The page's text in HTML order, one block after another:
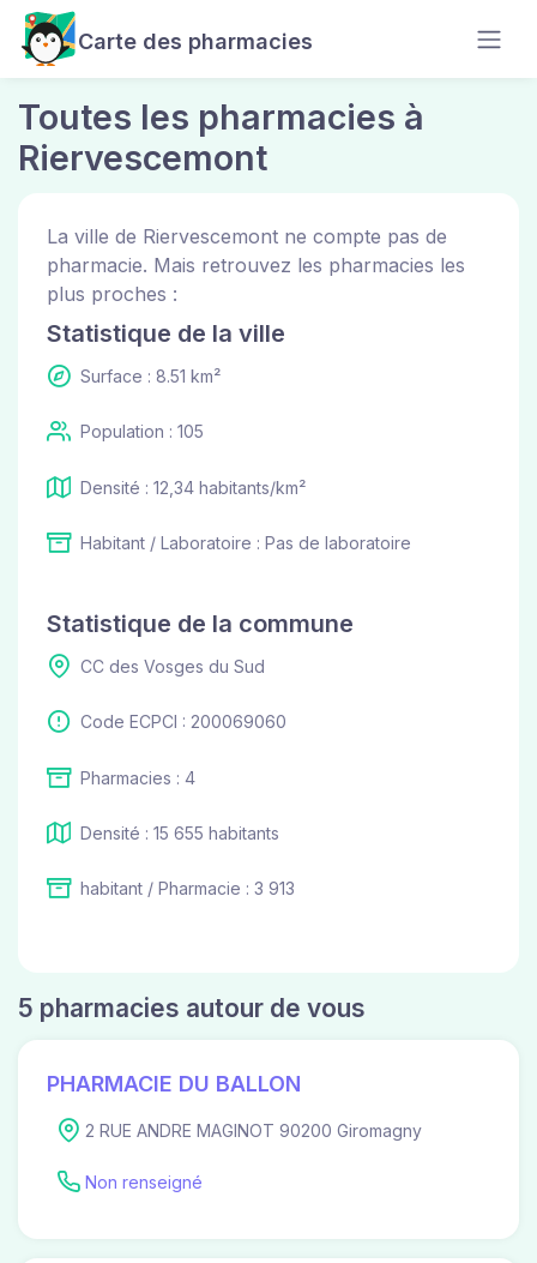
Carte des pharmacies
Toutes les pharmacies à
Riervescemont
La ville de Riervescemont ne compte pas de
pharmacie. Mais retrouvez les pharmacies les
plus proches :
Statistique de la ville
Surface : 8.51 km²
Population : 105
Densité : 12,34 habitants/km²
Habitant / Laboratoire : Pas de laboratoire
Statistique de la commune
CC des Vosges du Sud
Code ECPCI : 200069060
Pharmacies : 4
Densité : 15 655 habitants
habitant / Pharmacie : 3 913
5 pharmacies autour de vous
PHARMACIE DU BALLON
2 RUE ANDRE MAGINOT 90200 Giromagny
Non renseigné